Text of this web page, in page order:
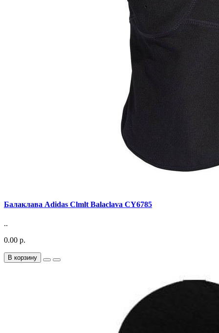
Балаклава Adidas Clmlt Balaclava CY6785
..
0.00 р.
В корзину